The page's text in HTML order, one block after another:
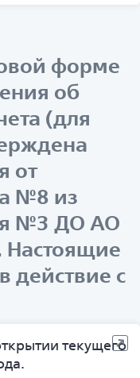
форме
об
(для
от
№8 из
№3 ДО АО
Настоящие
действие с
текущего